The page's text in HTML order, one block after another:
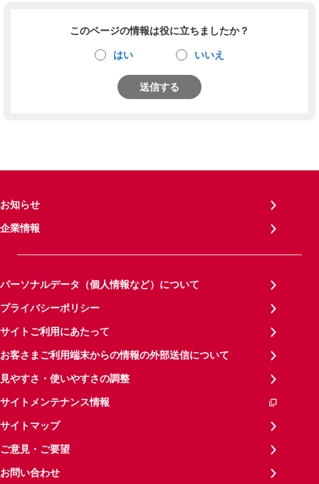
このページの情報は役に立ちましたか？
はい いいえ
送信する
お知らせ
企業情報
パーソナルデータ（個人情報など）について
プライバシーポリシー
サイトご利用にあたって
お客さまご利用端末からの情報の外部送信について
見やすさ・使いやすさの調整
サイトメンテナンス情報
サイトマップ
ご意見・ご要望
お問い合わせ